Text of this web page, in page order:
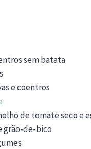
sem batata
e coentros
de tomate seco e
grão-de-bico